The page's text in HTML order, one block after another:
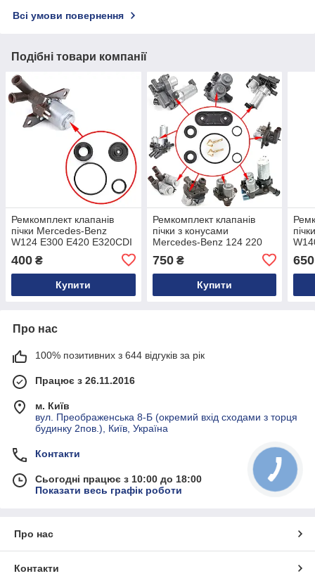
Всі умови повернення
Подібні товари компанії
Ремкомплект клапанів
пічки Mercedes-Benz
W124 E300 E420 E320CDI
0018302084 0008307284
400 ₴
Купити
Ремкомплект клапанів
пічки з конусами
Mercedes-Benz 124 220
221 215 202 208 210 170
171 140 | OEM
1408300784
750₴
Купити
650
Про нас
100% позитивних з 644 відгуків за рік
Працює з 26.11.2016
м. Київ
вул. Преображенська 8-Б (окремий вхід сходами з торця
будинку 2пов.), Київ, Україна
Контакти
Сьогодні працює з 10:00 до 18:00
Показати весь графік роботи
Про нас
Контакти